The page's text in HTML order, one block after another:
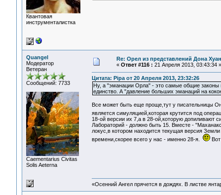
Квантовая
инструменталистка
Quangel
Модератор
Ветеран
Сообщений: 7733
Сaementarius Civitas
Solis Aeterna
Re: Орел из представлений Дона
« Ответ #116 : 21 Апреля 2013, 03:43:34 »
Цитата: Pipa от 20 Апреля 2013, 23:32:26
Ну, а "эманации Орла" - это самые общие
единство. А "давление больших эманаций на
Все может быть еще проще,тут у писательницы
является симуляцией,которая крутится под
18-ой версии их 7,а в 28-ой,которую допиливают
Лабораторий - должно быть 15. Вместе -
локус,в котором находится текущая версия
времени,скорее всего у нас - именно 28-я.
Вот
«Осенний Ангел прячется в дождях. В листве